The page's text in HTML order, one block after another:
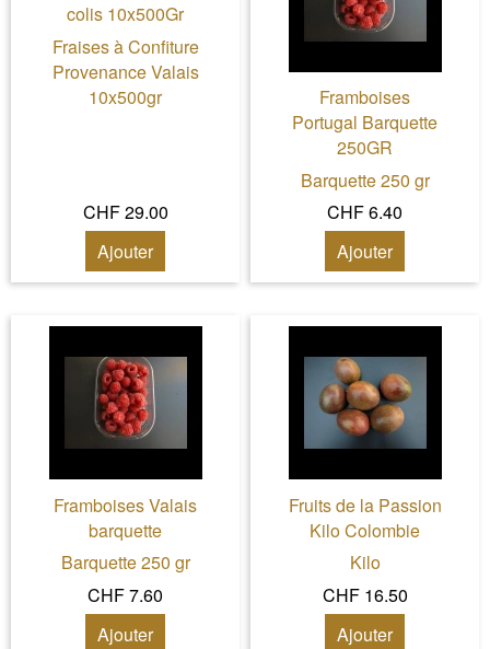
colis 10x500Gr
Fraises à Confiture
Provenance Valais
10x500gr
CHF 29.00
Ajouter
Framboises
Portugal Barquette
250GR
Barquette 250 gr
CHF 6.40
Ajouter
Framboises Valais
barquette
Barquette 250 gr
CHF 7.60
Ajouter
Fruits de la Passion
Kilo Colombie
Kilo
CHF 16.50
Ajouter